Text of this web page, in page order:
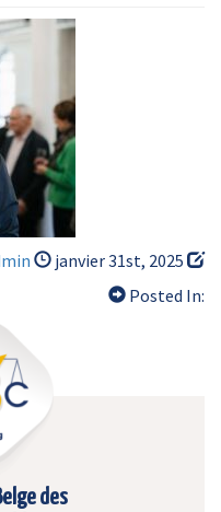
janvier 31st, 2025
Posted In:
des